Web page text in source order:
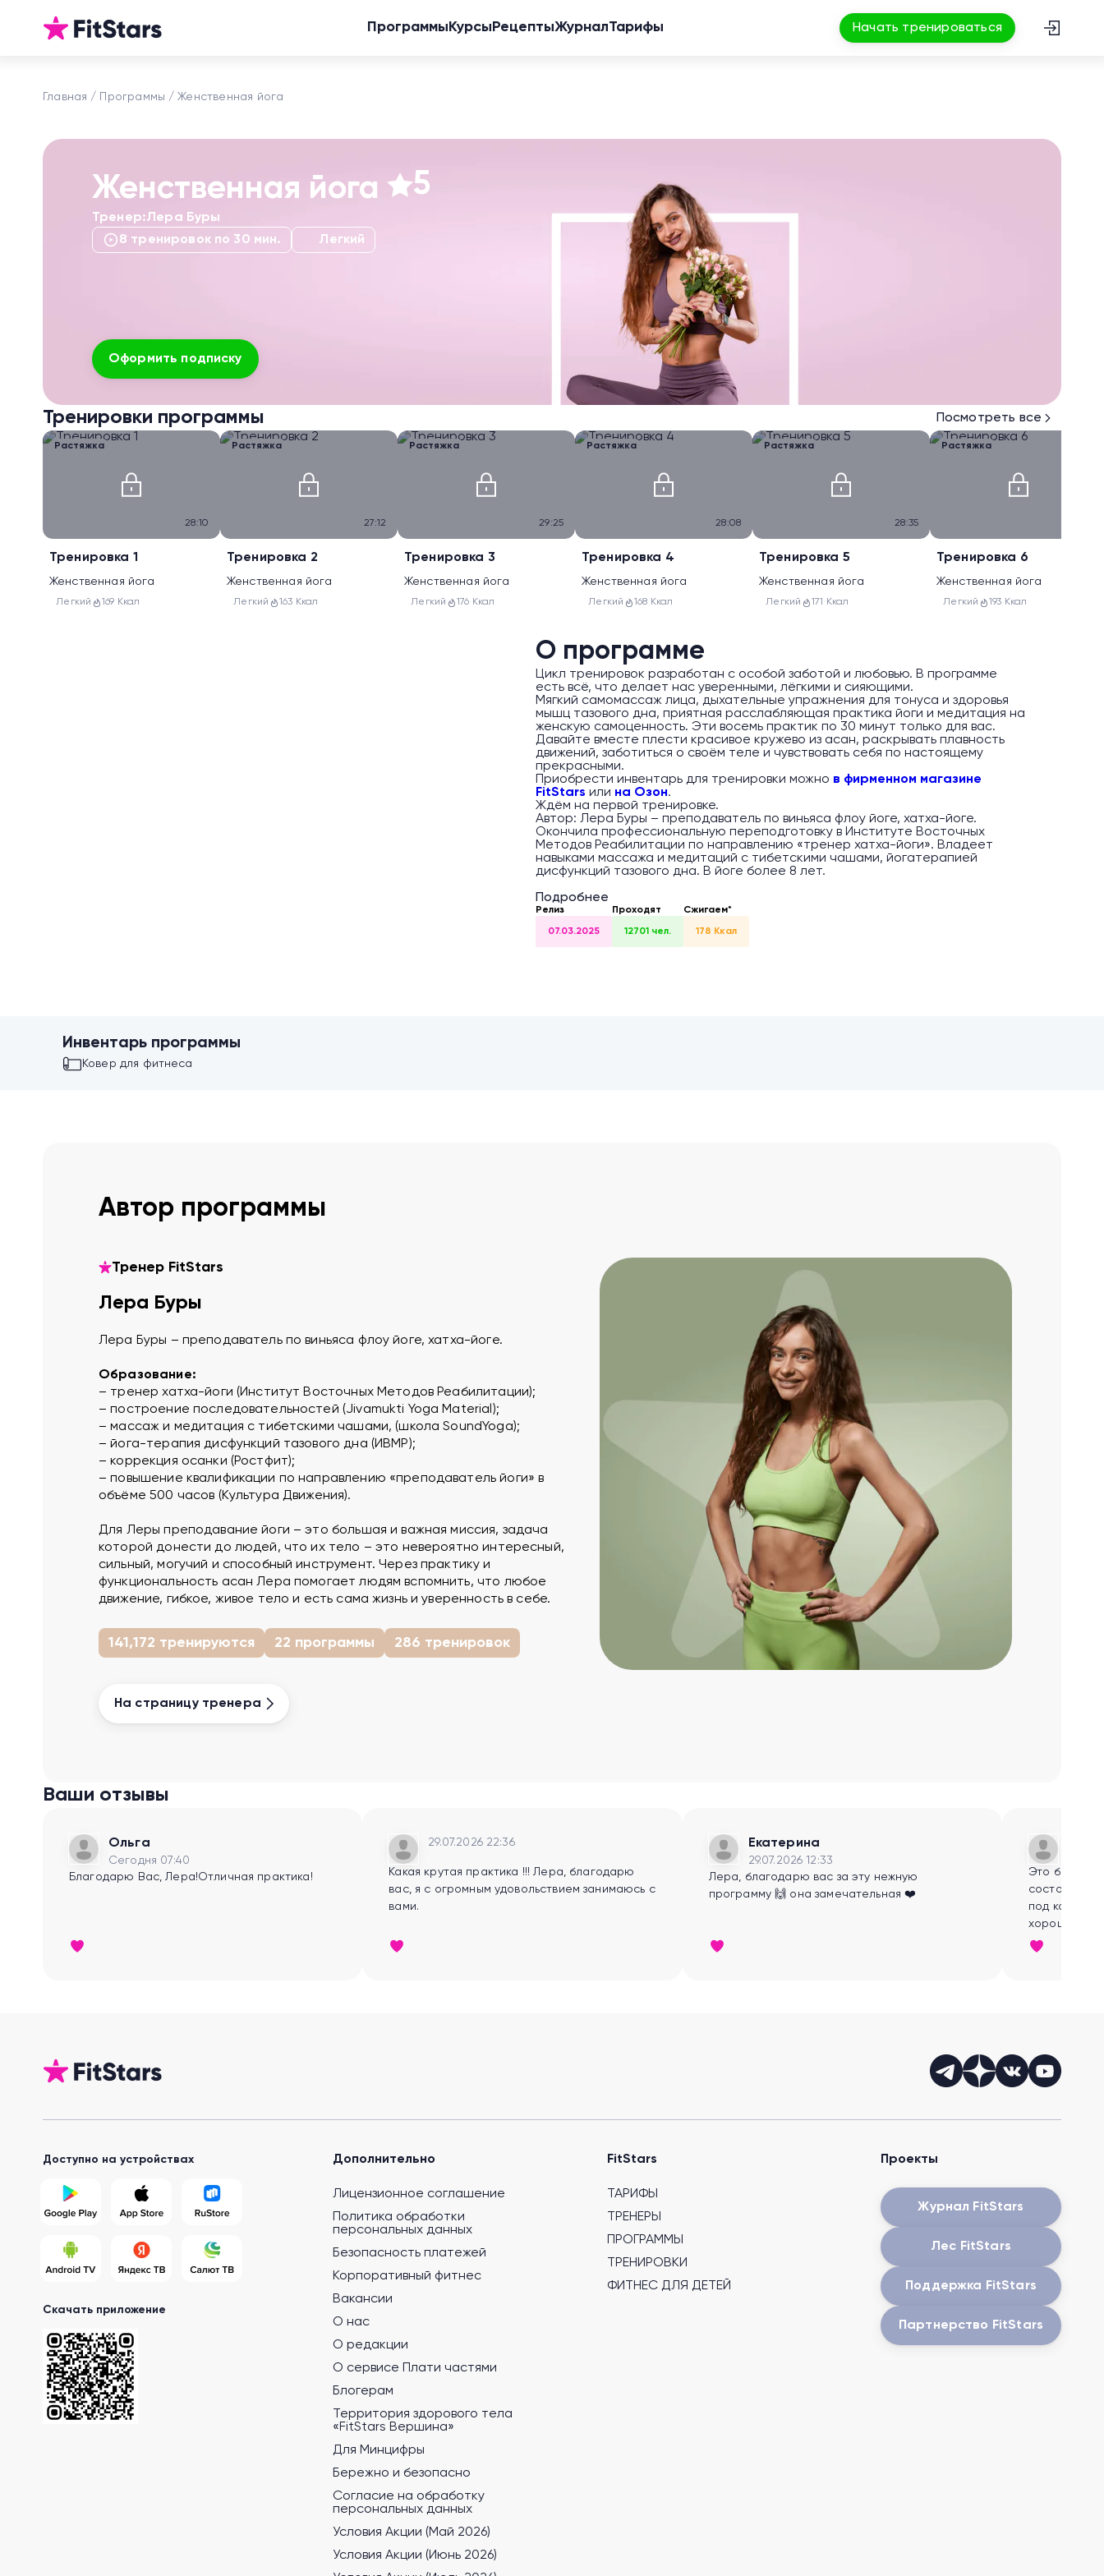
Программы Курсы РецептыЖурналТарифы Начать тренироваться
Главная Программы Женственная йога
Женственная йога 5
Тренер:Лера Буры
8 тренировок по 30 мин.
Легкий
Оформить подписку
Тренировки программы Посмотреть все
Растяжка
28:10
Тренировка 1
Женственная йога
Легкий 169 Ккал
Растяжка
27:12
Тренировка 2
Женственная йога
Легкий 163 Ккал
Растяжка
29:25
Тренировка 3
Женственная йога
Легкий 176 Ккал
Растяжка
28:08
Тренировка 4
Женственная йога
Легкий 168 Ккал
Растяжка
28:35
Тренировка 5
Женственная йога
Легкий 171 Ккал
Растяжка
Тренировка 6
Женственная йога
Легкий 193 Ккал
О программе
Цикл тренировок разработан с особой заботой и любовью. В программе
есть всё, что делает нас уверенными, лёгкими и сияющими.
Мягкий самомассаж лица, дыхательные упражнения для тонуса и здоровья
мышц тазового дна, приятная расслабляющая практика йоги и медитация на
женскую самоценность. Эти восемь практик по 30 минут только для вас.
Давайте вместе плести красивое кружево из асан, раскрывать плавность
движений, заботиться о своём теле и чувствовать себя по настоящему
прекрасными.
Приобрести инвентарь для тренировки можно в фирменном магазине
FitStars или на Озон.
Ждём на первой тренировке.
Автор: Лера Буры – преподаватель по виньяса флоу йоге, хатха-йоге.
Окончила профессиональную переподготовку в Институте Восточных
Методов Реабилитации по направлению «тренер хатха-йоги». Владеет
навыками массажа и медитаций с тибетскими чашами, йогатерапией
дисфункций тазового дна. В йоге более 8 лет.
Подробнее
Релиз
07.03.2025
Проходят
12701 чел.
Сжигаем*
178 Ккал
Инвентарь программы
Ковер для фитнеса
Автор программы
Тренер FitStars
Лера Буры
Лера Буры – преподаватель по виньяса флоу йоге, хатха-йоге.
Образование:
– тренер хатха-йоги (Институт Восточных Методов Реабилитации);
– построение последовательностей (Jivamukti Yoga Material);
– массаж и медитация с тибетскими чашами, (школа SoundYoga);
– йога-терапия дисфункций тазового дна (ИВМР);
– коррекция осанки (Ростфит);
– повышение квалификации по направлению «преподаватель йоги» в
объёме 500 часов (Культура Движения).
Для Леры преподавание йоги – это большая и важная миссия, задача
которой донести до людей, что их тело – это невероятно интересный,
сильный, могучий и способный инструмент. Через практику и
функциональность асан Лера помогает людям вспомнить, что любое
движение, гибкое, живое тело и есть сама жизнь и уверенность в себе.
141,172 тренируются 22 программы 286 тренировок
На страницу тренера
Ваши отзывы
Ольга
Сегодня 07:40
Благодарю Вас, Лера!Отличная практика!
29.07.2026 22:36
Какая крутая практика !!! Лера, благодарю
вас, я с огромным удовольствием занимаюсь с
вами.
Екатерина
29.07.2026 12:33
Лера, благодарю вас за эту нежную
программу 🙌 она замечательная ❤️
Это было
состояния
под конец
хорошему
спасибо!
Доступно на устройствах
Скачать приложение
Дополнительно
Лицензионное соглашение
Политика обработки
персональных данных
Безопасность платежей
Корпоративный фитнес
Вакансии
О нас
О редакции
О сервисе Плати частями
Блогерам
Территория здорового тела
«FitStars Вершина»
Для Минцифры
Бережно и безопасно
Согласие на обработку
персональных данных
Условия Акции (Май 2026)
Условия Акции (Июнь 2026)
FitStars
ТАРИФЫ
ТРЕНЕРЫ
ПРОГРАММЫ
ТРЕНИРОВКИ
ФИТНЕС ДЛЯ ДЕТЕЙ
Проекты
Журнал FitStars
Лес FitStars
Поддержка FitStars
Партнерство FitStars